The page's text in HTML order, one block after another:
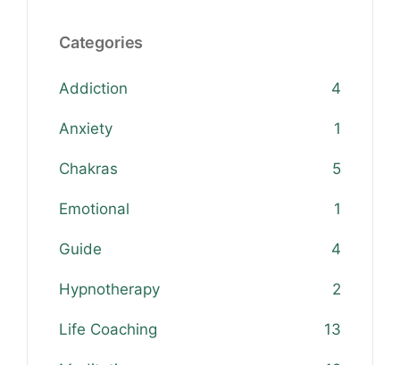
Categories
Addiction 4
Anxiety 1
Chakras 5
Emotional 1
Guide 4
Hypnotherapy 2
Life Coaching 13